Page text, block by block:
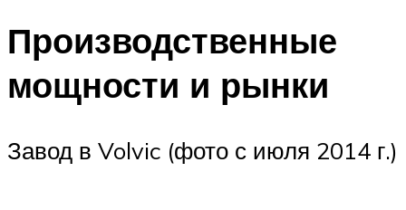
Производственные
мощности и рынки
Завод в Volvic (фото с июля 2014 г.)